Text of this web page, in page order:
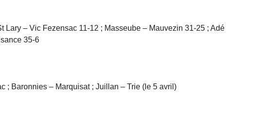
Lary – Vic Fezensac 11-12 ; Masseube – Mauvezin 31-25 ; Adé
35-6
; Baronnies – Marquisat ; Juillan – Trie (le 5 avril)